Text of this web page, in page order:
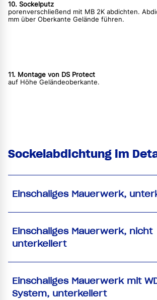
10. Sockelputz
porenverschließend mit MB 2K abdichten.
mm über Oberkante Gelände führen.
11. Montage von DS Protect
auf Höhe Geländeoberkante.
Sockelabdichtung im
Einschaliges Mauerwerk,
Einschaliges Mauerwerk, nicht
unterkellert
Einschaliges Mauerwerk mit
System, unterkellert